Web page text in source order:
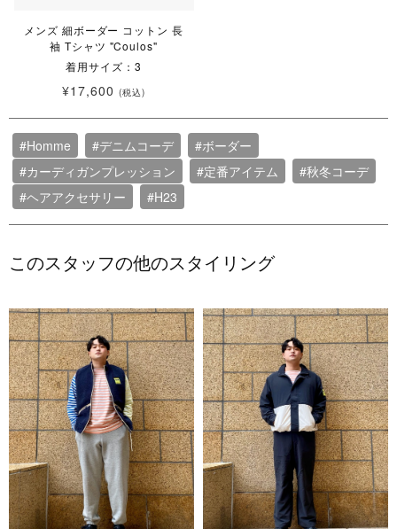
メンズ 細ボーダー コットン 長
袖 Tシャツ "Coulos"
着用サイズ：3
¥17,600 (税込)
#Homme #デニムコーデ
#ボーダー
#カーディガンプレッション
#定番アイテム
#秋冬コーデ
#ヘアアクセサリー
#H23
このスタッフの他のスタイリング